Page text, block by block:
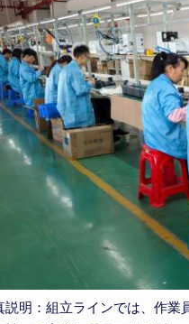
説明：組立ラインでは、作業